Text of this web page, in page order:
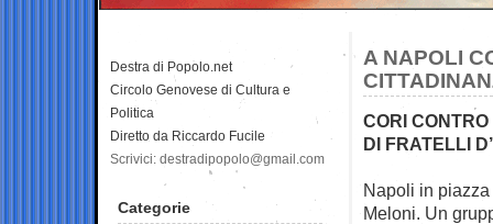
A NAPOLI
CORI
DI FRATELLI
Napoli in
Meloni. Un
Destra di Popolo.net
Circolo Genovese di Cultura e
Politica
Diretto da Riccardo Fucile
Scrivici: destradipopolo@gmail.com
Categorie